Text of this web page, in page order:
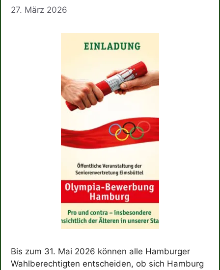
27. März 2026
Bis zum 31. Mai 2026 können alle Hamburger
Wahlberechtigten entscheiden, ob sich Hamburg